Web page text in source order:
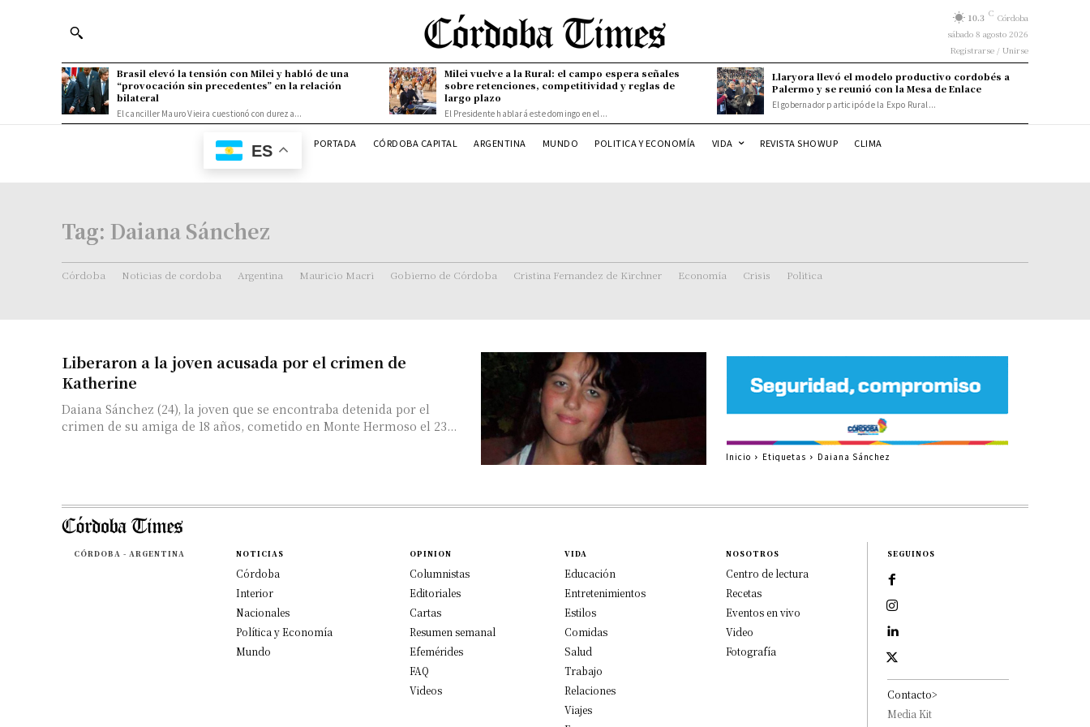
10.3 C Córdoba
sábado 8 agosto 2026
Registrarse / Unirse
Brasil elevó la tensión con Milei y habló de una
“provocación sin precedentes” en la relación
bilateral
El canciller Mauro Vieira cuestionó con dureza...
Milei vuelve a la Rural: el campo espera señales
sobre retenciones, competitividad y reglas de
largo plazo
El Presidente hablará este domingo en el...
Llaryora llevó el modelo productivo cordobés a
Palermo y se reunió con la Mesa de Enlace
El gobernador participó de la Expo Rural...
ES PORTADA CÓRDOBA CAPITAL ARGENTINA MUNDO POLITICA Y ECONOMÍA VIDA REVISTA SHOWUP CLIMA
Tag: Daiana Sánchez
Córdoba Noticias de cordoba Argentina Mauricio Macri Gobierno de Córdoba Cristina Fernandez de Kirchner Economía Crisis Politica
Liberaron a la joven acusada por el crimen de
Katherine
Daiana Sánchez (24), la joven que se encontraba detenida por el
crimen de su amiga de 18 años, cometido en Monte Hermoso el 23...
Inicio Etiquetas Daiana Sánchez
CÓRDOBA - ARGENTINA NOTICIAS
Córdoba
Interior
Nacionales
Política y Economía
Mundo
OPINION
Columnistas
Editoriales
Cartas
Resumen semanal
Efemérides
FAQ
Videos
VIDA
Educación
Entretenimientos
Estilos
Comidas
Salud
Trabajo
Relaciones
Viajes
NOSOTROS
Centro de lectura
Recetas
Eventos en vivo
Video
Fotografía
SEGUINOS
Contacto>
Media Kit